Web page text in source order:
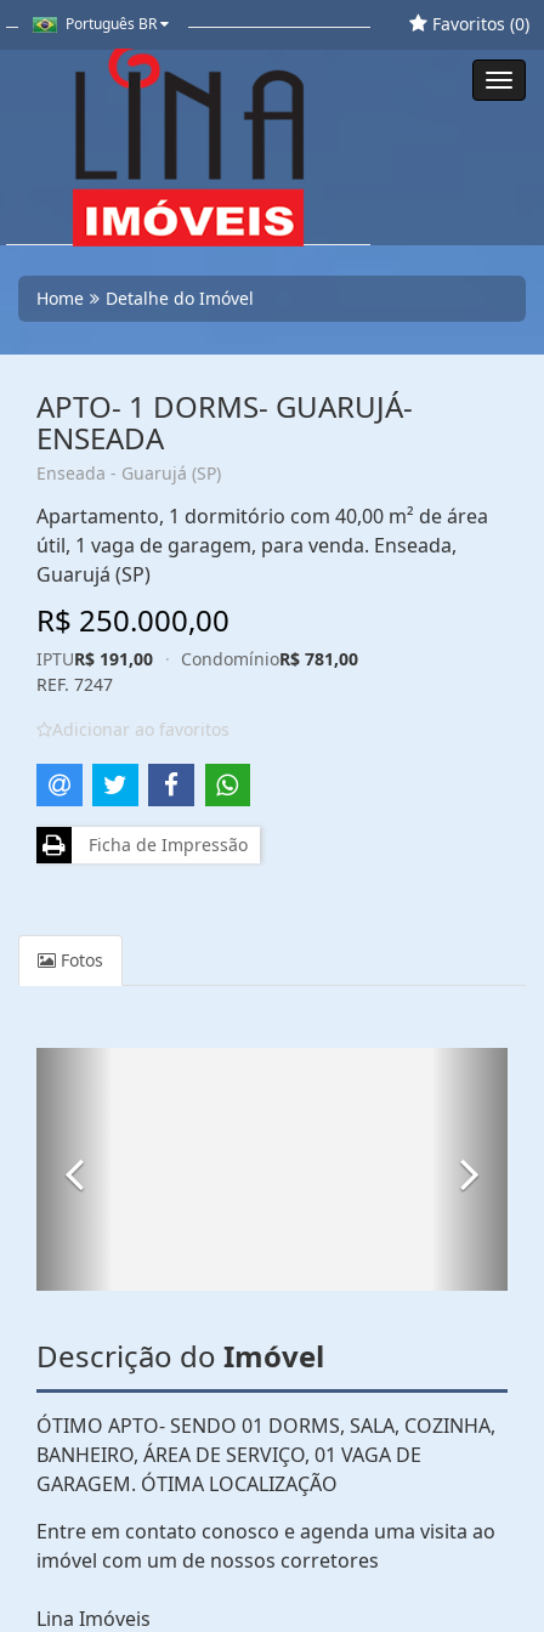
Português BR Favoritos (0)
Home Detalhe do Imóvel
APTO- 1 DORMS- GUARUJÁ-
ENSEADA
Enseada - Guarujá (SP)
Apartamento, 1 dormitório com 40,00 m² de área
útil, 1 vaga de garagem, para venda. Enseada,
Guarujá (SP)
R$ 250.000,00
IPTUR$ 191,00 · CondomínioR$ 781,00
REF. 7247
Adicionar ao favoritos
Ficha de Impressão
Fotos
Descrição do Imóvel
ÓTIMO APTO- SENDO 01 DORMS, SALA, COZINHA,
BANHEIRO, ÁREA DE SERVIÇO, 01 VAGA DE
GARAGEM. ÓTIMA LOCALIZAÇÃO
Entre em contato conosco e agenda uma visita ao
imóvel com um de nossos corretores
Lina Imóveis